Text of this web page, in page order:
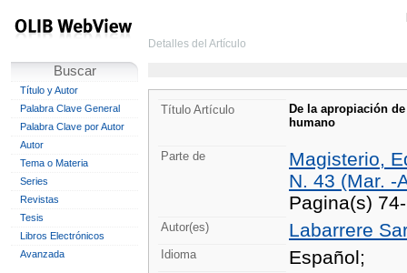
Buscar
Título y Autor
Palabra Clave General
Palabra Clave por Autor
Autor
Tema o Materia
Series
Revistas
Tesis
Libros Electrónicos
Avanzada
Detalles del Artículo
Título Artículo
De la apropiación
humano
Parte de
Magisterio,
N. 43 (Mar. -
Pagina(s)
Autor(es) Labarrere
Idioma Español;